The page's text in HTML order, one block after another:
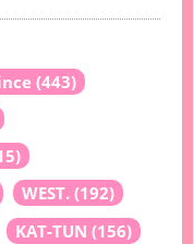
(443)
WEST. (192)
KAT-TUN (156)